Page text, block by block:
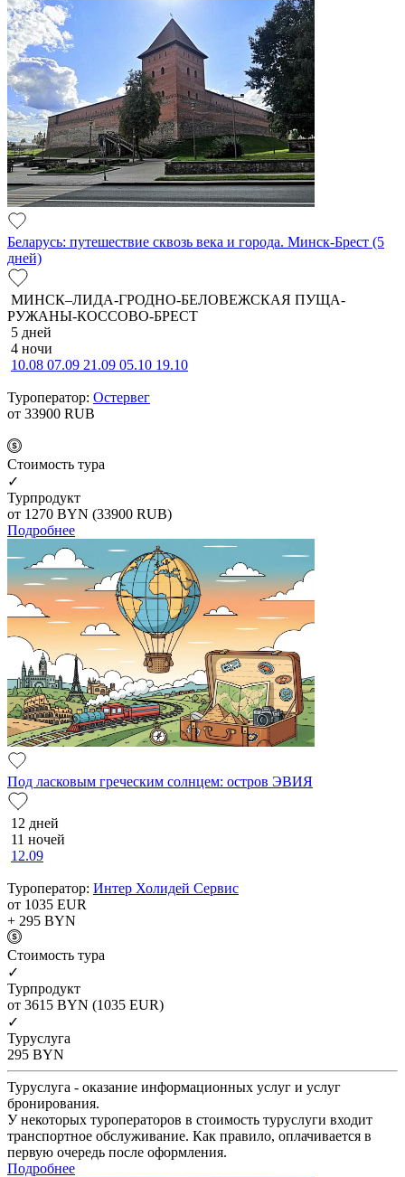
Беларусь: путешествие сквозь века и города. Минск-Брест (5
дней)
МИНСК–ЛИДА-ГРОДНО-БЕЛОВЕЖСКАЯ ПУЩА-
РУЖАНЫ-КОССОВО-БРЕСТ
5 дней
4 ночи
10.08 07.09 21.09 05.10 19.10
Туроператор: Остервег
от 33900 RUB
Cтоимость тура
✓
Турпродукт
от 1270 BYN (33900 RUB)
Подробнее
Под ласковым греческим солнцем: остров ЭВИЯ
12 дней
11 ночей
12.09
Туроператор: Интер Холидей Сервис
от 1035 EUR
+ 295 BYN
Cтоимость тура
✓
Турпродукт
от 3615 BYN (1035 EUR)
✓
Туруслуга
295 BYN
Туруслуга - оказание информационных услуг и услуг
бронирования.
У некоторых туроператоров в стоимость туруслуги входит
транспортное обслуживание. Как правило, оплачивается в
первую очередь после оформления.
Подробнее